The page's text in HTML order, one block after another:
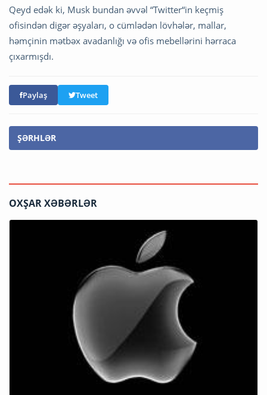
Qeyd edək ki, Musk bundan əvvəl “Twitter“in keçmiş
ofisindən digər əşyaları, o cümlədən lövhələr, mallar,
həmçinin mətbəx avadanlığı və ofis mebellərini hərraca
çıxarmışdı.
Paylaş Tweet
ŞƏRHLƏR
OXŞAR XƏBƏRLƏR